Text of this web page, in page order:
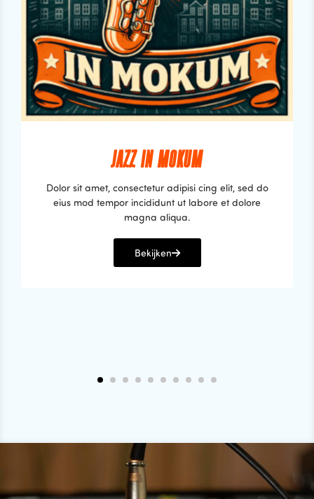
JAZZ IN MOKUM
Dolor sit amet, consectetur adipisi cing elit, sed do
eius mod tempor incididunt ut labore et dolore
magna aliqua.
Bekijken